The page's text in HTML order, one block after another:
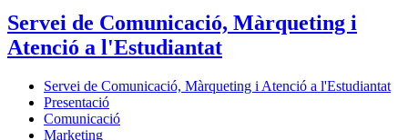
Servei de Comunicació, Màrqueting i
Atenció a l'Estudiantat
Servei de Comunicació, Màrqueting i Atenció a l'Estudiantat
Presentació
Comunicació
Marketing